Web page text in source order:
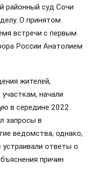
районный суд Сочи
О принятом
встречи с первым
России Анатолием
жителей,
начали
в середине 2022
запросы в
ведомства, однако,
устраивали ответы о
причин